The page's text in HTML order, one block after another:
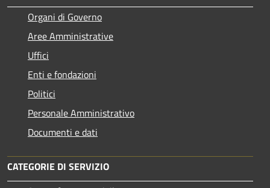
Organi di Governo
Aree Amministrative
Uffici
Enti e fondazioni
Politici
Personale Amministrativo
Documenti e dati
CATEGORIE DI SERVIZIO